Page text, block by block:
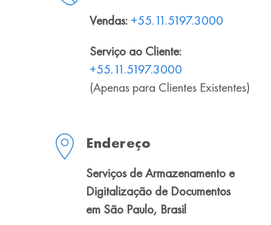
Vendas: +55.11.5197.3000
Serviço ao Cliente:
+55.11.5197.3000
(Apenas para Clientes Existentes)
Endereço
Serviços de Armazenamento e
Digitalização de Documentos
em São Paulo, Brasil